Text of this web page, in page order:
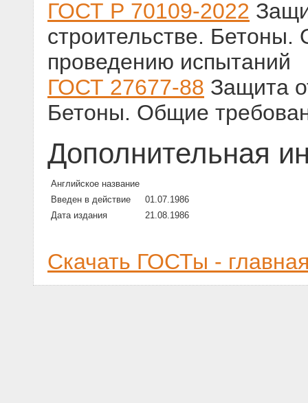
ГОСТ Р 70109-2022
строительстве.
проведению испытаний
ГОСТ 27677-88 Защита
Бетоны. Общие
Дополнительная
Английское название
Введен в действие
01.07.1986
Дата издания
21.08.1986
Скачать ГОСТы -